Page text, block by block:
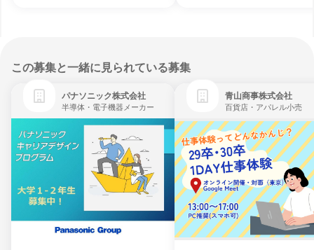
この募集と一緒に見られている募集
パナソニック株式会社
半導体・電子機器メーカー
青山商事株式会社
百貨店・アパレル小売